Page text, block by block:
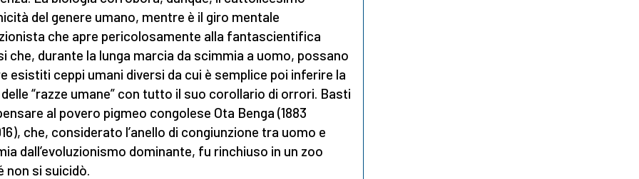
del genere umano, mentre è il giro mentale
che apre pericolosamente alla fantascientifica
che, durante la lunga marcia da scimmia a uomo, possano
esistiti ceppi umani diversi da cui è semplice poi inferire la
“razze umane” con tutto il suo corollario di orrori. Basti
al povero pigmeo congolese Ota Benga (1883
che, considerato l’anello di congiunzione tra uomo e
dall’evoluzionismo dominante, fu rinchiuso in un zoo
non si suicidò.